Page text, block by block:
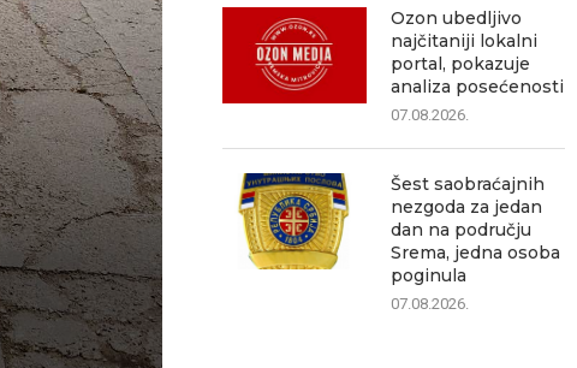
Ozon ubedljivo
najčitaniji lokalni
portal, pokazuje
analiza posećenosti
07.08.2026.
Šest saobraćajnih
nezgoda za jedan
dan na području
Srema, jedna osoba
poginula
07.08.2026.